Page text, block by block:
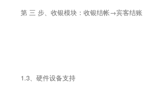
第 三 步、收银模块：收银结帐→宾客结账
1.3、硬件设备支持